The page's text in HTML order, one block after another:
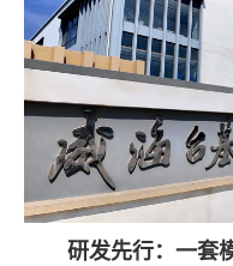
研发先行：一套